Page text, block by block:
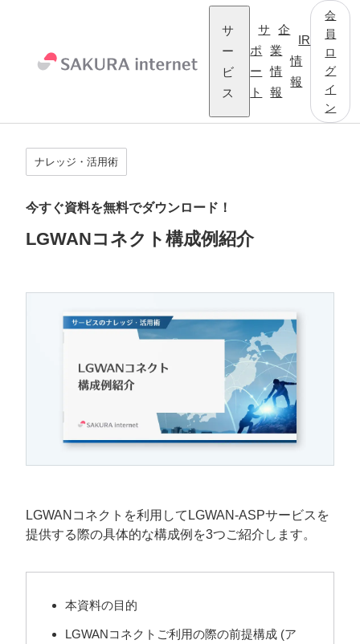
サ
ー
ビ
ス
サ
ポ
ー
ト
企
業
情
報
IR
情
報
会
員
ロ
グ
イ
ン
ナレッジ・活用術
今すぐ資料を無料でダウンロード！
LGWANコネクト構成例紹介
LGWANコネクトを利用してLGWAN-ASPサービスを
提供する際の具体的な構成例を3つご紹介します。
本資料の目的
LGWANコネクトご利用の際の前提構成 (ア